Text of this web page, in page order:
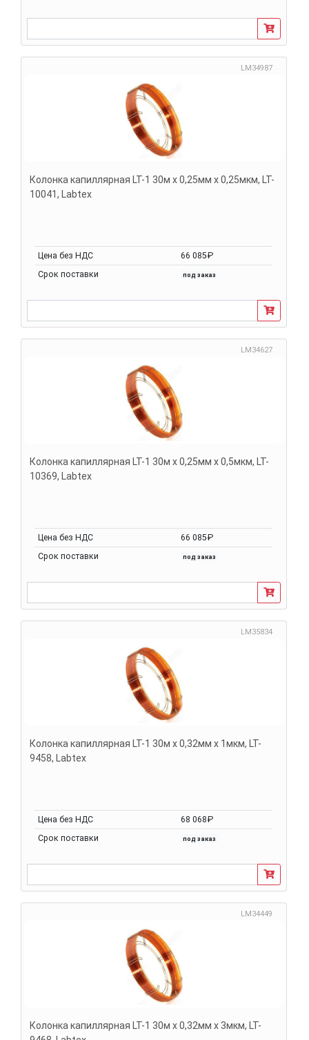
LM34987
Колонка капиллярная LT-1 30м х 0,25мм х 0,25мкм, LT-
10041, Labtex
Цена без НДС
66 085₽
Срок поставки
под заказ
LM34627
Колонка капиллярная LT-1 30м х 0,25мм х 0,5мкм, LT-
10369, Labtex
Цена без НДС
66 085₽
Срок поставки
под заказ
LM35834
Колонка капиллярная LT-1 30м х 0,32мм х 1мкм, LT-
9458, Labtex
Цена без НДС
68 068₽
Срок поставки
под заказ
LM34449
Колонка капиллярная LT-1 30м х 0,32мм х 3мкм, LT-